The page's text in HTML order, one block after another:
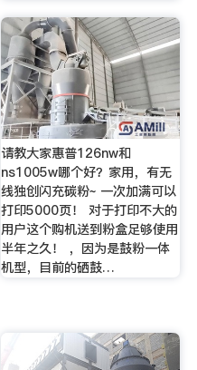
请教大家惠普126nw和
ns1005w哪个好？家用，有无
线独创闪充碳粉~ 一次加满可以
打印5000页！ 对于打印不大的
用户这个购机送到粉盒足够使用
半年之久！ ，因为是鼓粉一体
机型，目前的硒鼓…